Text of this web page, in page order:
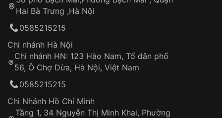
Hotline: 0585 215 215
Từ khóa SEO:
Tự ý sửa chữa
thống VNLUX
Đảm bảo quyền lợi khách hàng
Đồng hành cùng khách hàng trong suốt quá
trình sử dụng
Hai Bà Trưng ,Hà Nội
0585215215
Chi nhánh Hà Nội
Chi nhánh HN: 123 Hào Nam, Tổ dân phố
56, Ô Chợ Dừa, Hà Nội, Việt Nam
0585215215
Chi Nhánh Hồ Chí Minh
Tầng 1, 34 Nguyễn Thị Minh Khai, Phường